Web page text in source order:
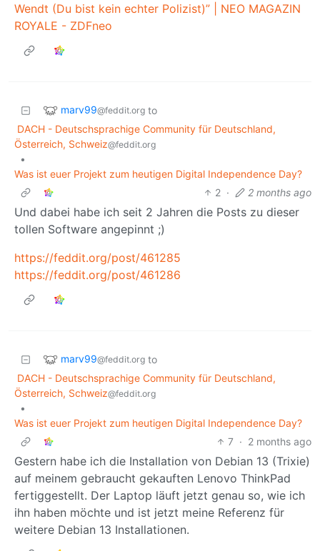
Wendt (Du bist kein echter Polizist)” | NEO MAGAZIN
ROYALE - ZDFneo
marv99@feddit.org to
DACH - Deutschsprachige Community für Deutschland,
Österreich, Schweiz@feddit.org
•
Was ist euer Projekt zum heutigen Digital Independence Day?
2 · 2 months ago
Und dabei habe ich seit 2 Jahren die Posts zu dieser
tollen Software angepinnt ;)
https://feddit.org/post/461285
https://feddit.org/post/461286
marv99@feddit.org to
DACH - Deutschsprachige Community für Deutschland,
Österreich, Schweiz@feddit.org
•
Was ist euer Projekt zum heutigen Digital Independence Day?
7 · 2 months ago
Gestern habe ich die Installation von Debian 13 (Trixie)
auf meinem gebraucht gekauften Lenovo ThinkPad
fertiggestellt. Der Laptop läuft jetzt genau so, wie ich
ihn haben möchte und ist jetzt meine Referenz für
weitere Debian 13 Installationen.